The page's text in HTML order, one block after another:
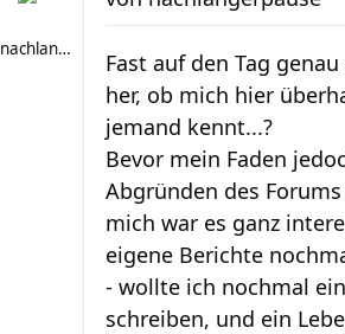
nachlangerpause
Fast auf den Tag
her, ob mich hier
jemand kennt...?
Bevor mein Faden
Abgründen des
mich war es ganz
eigene Berichte
- wollte ich nochmal
schreiben, und ein